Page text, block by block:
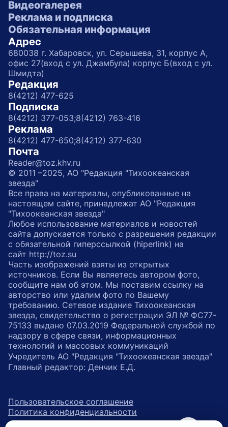
Видеогалерея
Реклама и подписка
Обязательная информация
Адрес
680038 г. Хабаровск, ул. Серышева, 31, корпус А,
офис 27(вход с ул. Джамбула) корпус Б(вход с ул.
Шмидта)
Редакция
8(4212) 477-625
Подписка
8(4212) 377-053;8(4212) 763-416
Реклама
8(4212) 477-650;8(4212) 377-630
Почта
Reader@toz.khv.ru
© 2011 –2025, АО "Редакция "Тихоокеанская
звезда"
Все права на материалы, опубликованные на
настоящем сайте, принадлежат АО "Редакция
"Тихоокеанская звезда"
Любое использование материалов и новостей
сайта допускается только с разрешения редакции
с обязательной гиперссылкой (hiperlink) на
сайт http://toz.su
Часть изображений взяты из открытых
источников. Если Вы являетесь автором фото,
сообщите нам об этом. Мы поставим ссылку на
авторство или удалим фото по Вашему
требованию. Сетевое издание Тихоокеанская
звезда, свидетельство о регистрации ЭЛ № ФС77-
75133 выдано 07.03.2019 Федеральной службой по
надзору в сфере связи, информационных
технологий и массовых коммуникаций
Учредитель АО "Редакция "Тихоокеанская звезда"
Главный редактор: Денчик Е.Д.
Пользовательское соглашение
Политика конфиденциальности